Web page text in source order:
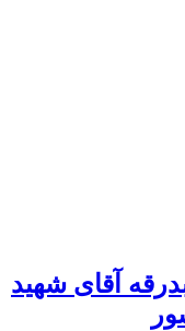
آقای شهید